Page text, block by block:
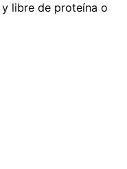
libre de proteína o